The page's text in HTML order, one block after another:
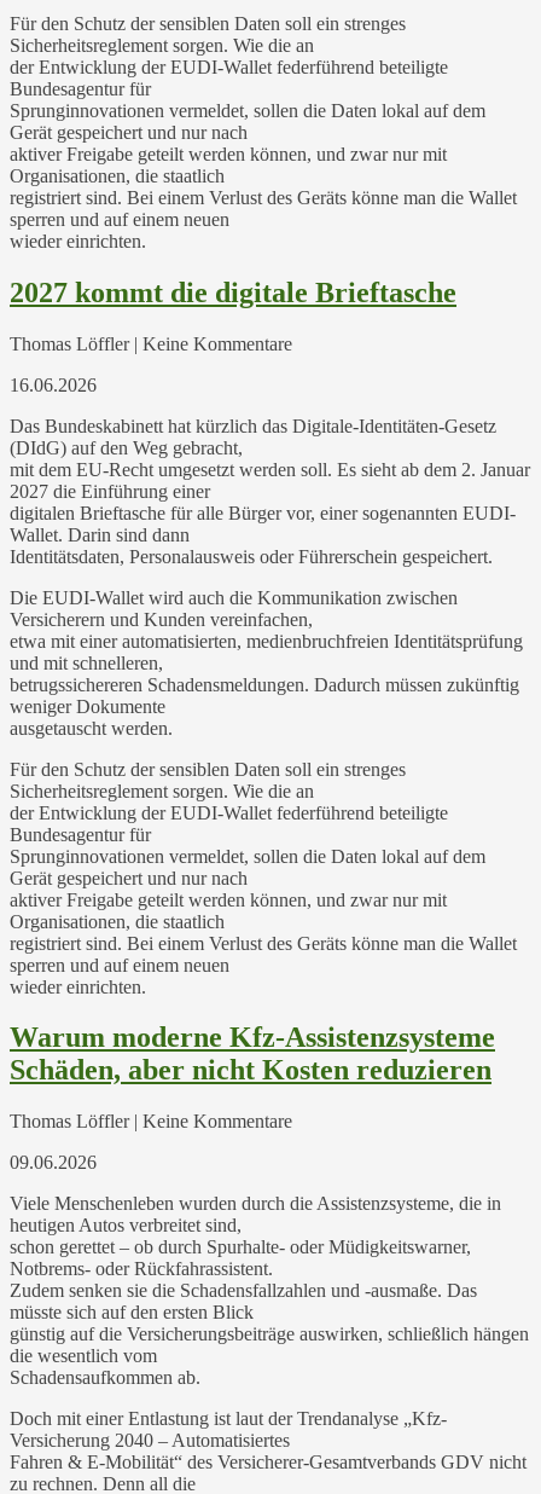
Für den Schutz der sensiblen Daten soll ein strenges
Sicherheitsreglement sorgen. Wie die an
der Entwicklung der EUDI-Wallet federführend beteiligte
Bundesagentur für
Sprunginnovationen vermeldet, sollen die Daten lokal auf dem
Gerät gespeichert und nur nach
aktiver Freigabe geteilt werden können, und zwar nur mit
Organisationen, die staatlich
registriert sind. Bei einem Verlust des Geräts könne man die Wallet
sperren und auf einem neuen
wieder einrichten.
2027 kommt die digitale Brieftasche
Thomas Löffler | Keine Kommentare
16.06.2026
Das Bundeskabinett hat kürzlich das Digitale-Identitäten-Gesetz
(DIdG) auf den Weg gebracht,
mit dem EU-Recht umgesetzt werden soll. Es sieht ab dem 2. Januar
2027 die Einführung einer
digitalen Brieftasche für alle Bürger vor, einer sogenannten EUDI-
Wallet. Darin sind dann
Identitätsdaten, Personalausweis oder Führerschein gespeichert.
Die EUDI-Wallet wird auch die Kommunikation zwischen
Versicherern und Kunden vereinfachen,
etwa mit einer automatisierten, medienbruchfreien Identitätsprüfung
und mit schnelleren,
betrugssichereren Schadensmeldungen. Dadurch müssen zukünftig
weniger Dokumente
ausgetauscht werden.
Für den Schutz der sensiblen Daten soll ein strenges
Sicherheitsreglement sorgen. Wie die an
der Entwicklung der EUDI-Wallet federführend beteiligte
Bundesagentur für
Sprunginnovationen vermeldet, sollen die Daten lokal auf dem
Gerät gespeichert und nur nach
aktiver Freigabe geteilt werden können, und zwar nur mit
Organisationen, die staatlich
registriert sind. Bei einem Verlust des Geräts könne man die Wallet
sperren und auf einem neuen
wieder einrichten.
Warum moderne Kfz-Assistenzsysteme
Schäden, aber nicht Kosten reduzieren
Thomas Löffler | Keine Kommentare
09.06.2026
Viele Menschenleben wurden durch die Assistenzsysteme, die in
heutigen Autos verbreitet sind,
schon gerettet – ob durch Spurhalte- oder Müdigkeitswarner,
Notbrems- oder Rückfahrassistent.
Zudem senken sie die Schadensfallzahlen und -ausmaße. Das
müsste sich auf den ersten Blick
günstig auf die Versicherungsbeiträge auswirken, schließlich hängen
die wesentlich vom
Schadensaufkommen ab.
Doch mit einer Entlastung ist laut der Trendanalyse „Kfz-
Versicherung 2040 – Automatisiertes
Fahren & E-Mobilität“ des Versicherer-Gesamtverbands GDV nicht
zu rechnen. Denn all die